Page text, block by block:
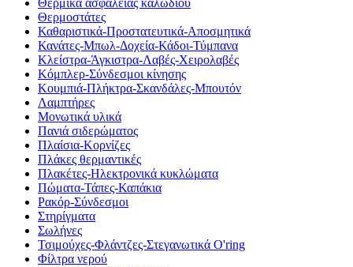
Θερμικά ασφαλείας καλωδίου
Θερμοστάτες
Καθαριστικά-Προστατευτικά-Αποσμητικά
Κανάτες-Μπωλ-Δοχεία-Κάδοι-Τύμπανα
Κλείστρα-Άγκιστρα-Λαβές-Χειρολαβές
Κόμπλερ-Σύνδεσμοι κίνησης
Κουμπιά-Πλήκτρα-Σκανδάλες-Μπουτόν
Λαμπτήρες
Μονωτικά υλικά
Πανιά σιδερώματος
Πλαίσια-Κορνίζες
Πλάκες θερμαντικές
Πλακέτες-Ηλεκτρονικά κυκλώματα
Πώματα-Τάπες-Καπάκια
Ρακόρ-Σύνδεσμοι
Στηρίγματα
Σωλήνες
Τσιμούχες-Φλάντζες-Στεγανωτικά O'ring
Φίλτρα νερού